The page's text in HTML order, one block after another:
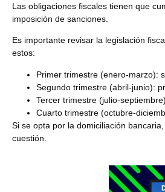
Las obligaciones fiscales tienen que
imposición de sanciones.
Es importante revisar la legislación
estos:
Primer trimestre (enero-marzo):
Segundo trimestre (abril-junio):
Tercer trimestre (julio-
Cuarto trimestre (octubre-
Si se opta por la domiciliación
cuestión.